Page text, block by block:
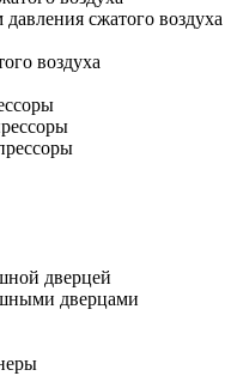
сжатого воздуха
воздуха
дверцей
дверцами